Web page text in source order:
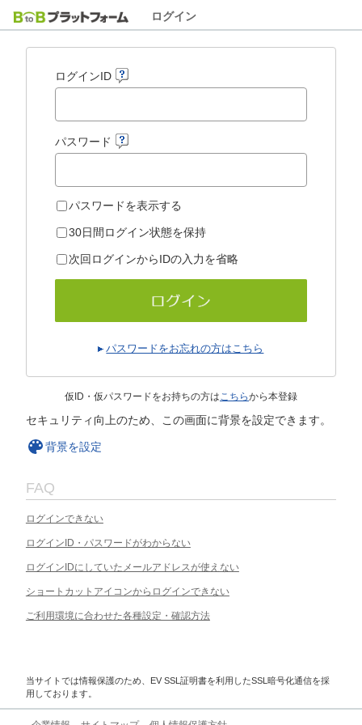
ログイン
ログインID
パスワード
パスワードを表示する
30日間ログイン状態を保持
次回ログインからIDの入力を省略
パスワードをお忘れの方はこちら
仮ID・仮パスワードをお持ちの方はこちらから本登録
セキュリティ向上のため、この画面に背景を設定できます。
背景を設定
FAQ
ログインできない
ログインID・パスワードがわからない
ログインIDにしていたメールアドレスが使えない
ショートカットアイコンからログインできない
ご利用環境に合わせた各種設定・確認方法
当サイトでは情報保護のため、EV SSL証明書を利用したSSL暗号化通信を採
用しております。